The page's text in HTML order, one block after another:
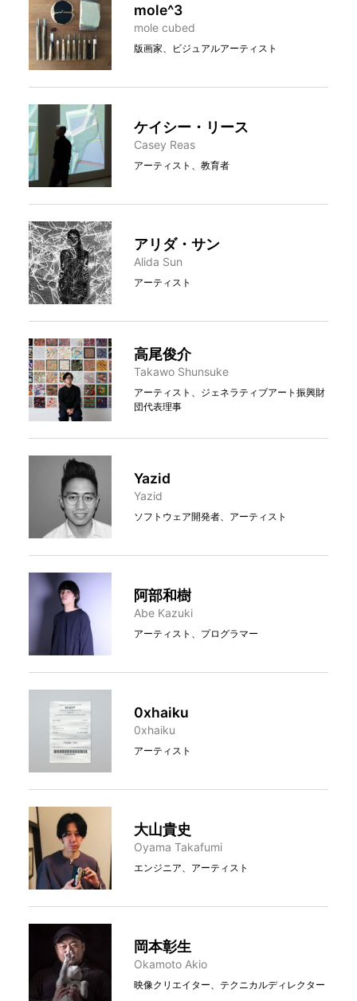
mole^3
mole cubed
版画家、ビジュアルアーティスト
ケイシー・リース
Casey Reas
アーティスト、教育者
アリダ・サン
Alida Sun
アーティスト
高尾俊介
Takawo Shunsuke
アーティスト、ジェネラティブアート振興財
団代表理事
Yazid
Yazid
ソフトウェア開発者、アーティスト
阿部和樹
Abe Kazuki
アーティスト、プログラマー
0xhaiku
0xhaiku
アーティスト
大山貴史
Oyama Takafumi
エンジニア、アーティスト
岡本彰生
Okamoto Akio
映像クリエイター、テクニカルディレクター